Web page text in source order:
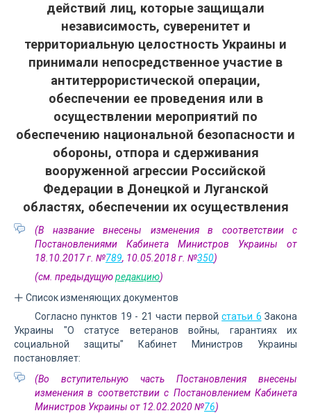
действий лиц, которые защищали
независимость, суверенитет и
территориальную целостность Украины и
принимали непосредственное участие в
антитеррористической операции,
обеспечении ее проведения или в
осуществлении мероприятий по
обеспечению национальной безопасности и
обороны, отпора и сдерживания
вооруженной агрессии Российской
Федерации в Донецкой и Луганской
областях, обеспечении их осуществления
(В название внесены изменения в соответствии с
Постановлениями Кабинета Министров Украины от
18.10.2017 г. №789, 10.05.2018 г. №350)
(см. предыдущуюредакцию)
Список изменяющих документов
Согласно пунктов 19 - 21 части первойстатьи 6 Закона
Украины "О статусе ветеранов войны, гарантиях их
социальной защиты" Кабинет Министров Украины
постановляет:
(Во вступительную часть Постановления внесены
изменения в соответствии с Постановлением Кабинета
Министров Украины от 12.02.2020 №76)